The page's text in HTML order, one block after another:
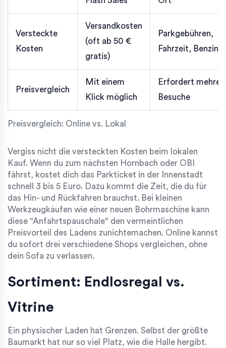
Preisvergleich: Online vs. Lokal
Versteckte
Kosten
Versandkosten
(oft ab 50 €
gratis)
Parkgebühren,
Fahrzeit, Benzin
Preisvergleich
Mit einem
Klick möglich
Erfordert
Besuche
Vergiss nicht die versteckten Kosten beim lokalen
Kauf. Wenn du zum nächsten Hornbach oder OBI
fährst, kostet dich das Parkticket in der Innenstadt
schnell 3 bis 5 Euro. Dazu kommt die Zeit, die du für
das Hin- und Rückfahren brauchst. Bei kleinen
Werkzeugkäufen wie einer neuen Bohrmaschine kann
diese "Anfahrtspauschale" den vermeintlichen
Preisvorteil des Ladens zunichtemachen. Online kannst
du sofort drei verschiedene Shops vergleichen, ohne
dein Sofa zu verlassen.
Sortiment: Endlosregal vs.
Vitrine
Ein physischer Laden hat Grenzen. Selbst der größte
Baumarkt hat nur so viel Platz, wie die Halle hergibt.